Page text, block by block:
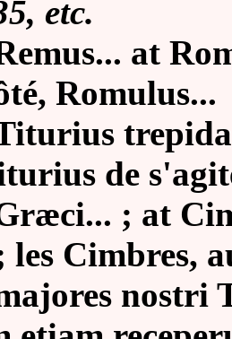
etc.
at
Romulus...
de
; at
les Cimbres,
nostri